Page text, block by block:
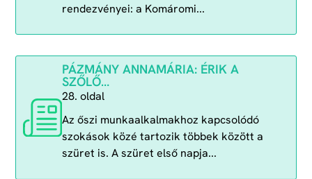
rendezvényei: a Komáromi...
PÁZMÁNY ANNAMÁRIA: ÉRIK A
SZŐLŐ…
28. oldal
Az őszi munkaalkalmakhoz kapcsolódó
szokások közé tartozik többek között a
szüret is. A szüret első napja...